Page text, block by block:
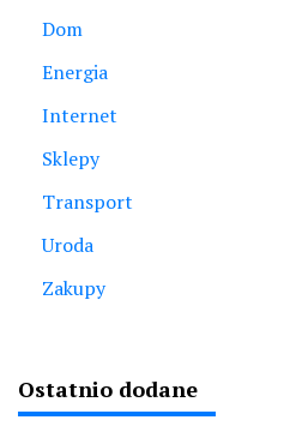
Dom
Energia
Internet
Sklepy
Transport
Uroda
Zakupy
Ostatnio dodane